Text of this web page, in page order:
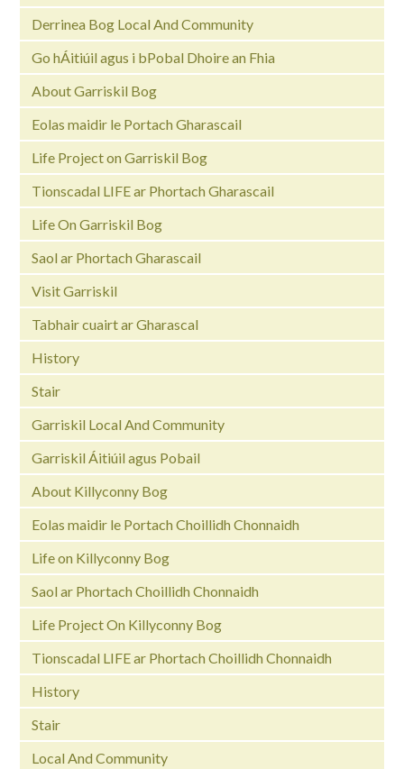
Derrinea Bog Local And Community
Go hÁitiúil agus i bPobal Dhoire an Fhia
About Garriskil Bog
Eolas maidir le Portach Gharascail
Life Project on Garriskil Bog
Tionscadal LIFE ar Phortach Gharascail
Life On Garriskil Bog
Saol ar Phortach Gharascail
Visit Garriskil
Tabhair cuairt ar Gharascal
History
Stair
Garriskil Local And Community
Garriskil Áitiúil agus Pobail
About Killyconny Bog
Eolas maidir le Portach Choillidh Chonnaidh
Life on Killyconny Bog
Saol ar Phortach Choillidh Chonnaidh
Life Project On Killyconny Bog
Tionscadal LIFE ar Phortach Choillidh Chonnaidh
History
Stair
Local And Community